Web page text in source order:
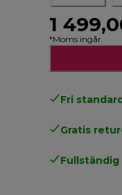
1
*Moms ingår
Fri
Gratis